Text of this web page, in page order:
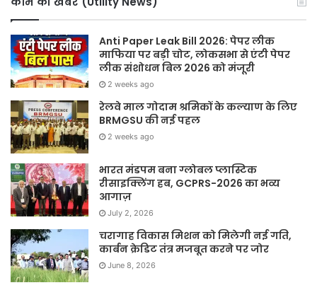
Anti Paper Leak Bill 2026: पेपर लीक
माफिया पर बड़ी चोट, लोकसभा से एंटी पेपर
लीक संशोधन बिल 2026 को मंजूरी
2 weeks ago
रेलवे माल गोदाम श्रमिकों के कल्याण के लिए
BRMGSU की नई पहल
2 weeks ago
भारत मंडपम बना ग्लोबल प्लास्टिक
रीसाइक्लिंग हब, GCPRS-2026 का भव्य
आगाज़
July 2, 2026
चरागाह विकास मिशन को मिलेगी नई गति,
कार्बन क्रेडिट तंत्र मजबूत करने पर जोर
June 8, 2026